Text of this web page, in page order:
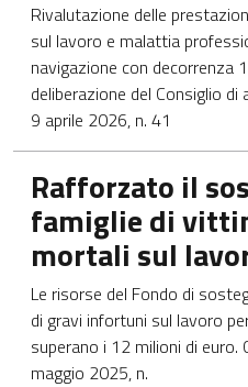
Rivalutazione delle
sul lavoro e malattia
navigazione con decorrenza
deliberazione del Consiglio di
9 aprile 2026, n. 41
Rafforzato il
famiglie di
mortali sul
Le risorse del Fondo di
di gravi infortuni sul lavoro
superano i 12 milioni di
maggio 2025, n.